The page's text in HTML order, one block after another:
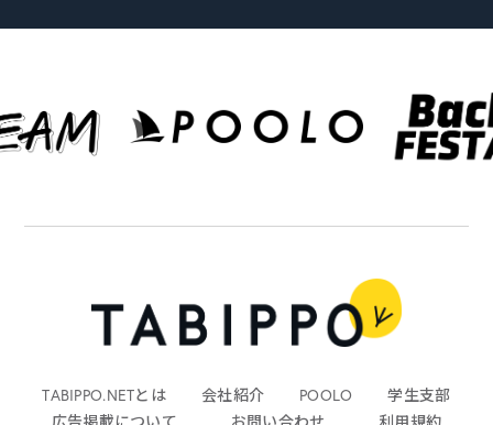
TABIPPO.NETとは 会社紹介 POOLO
学生支部